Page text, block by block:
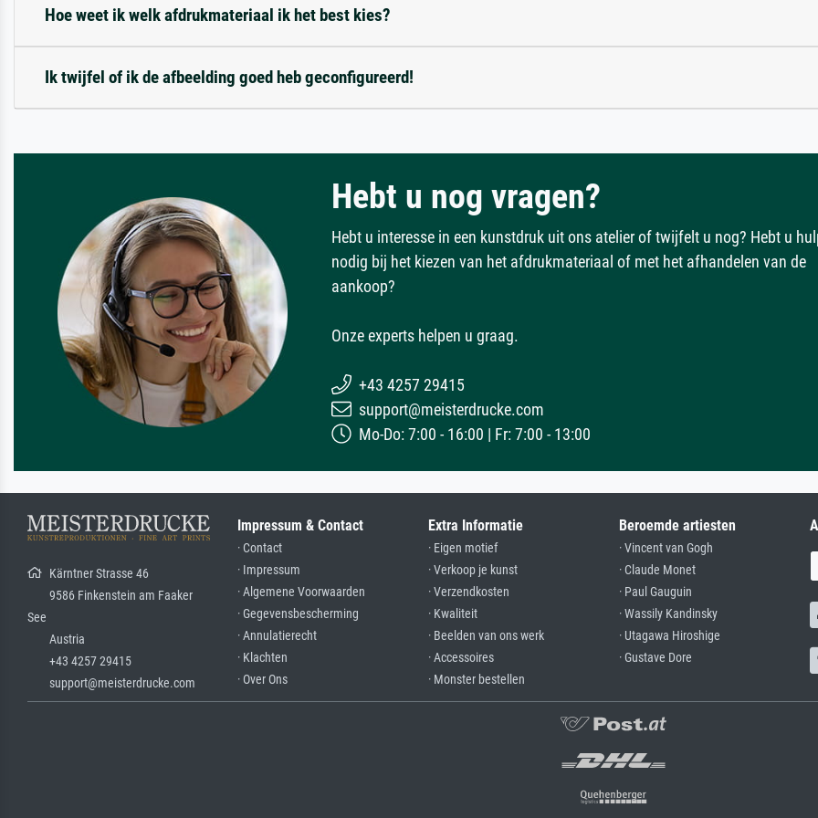
Hoe weet ik welk afdrukmateriaal ik het best kies?
Ik twijfel of ik de afbeelding goed heb geconfigureerd!
Hebt u nog vragen?
Hebt u interesse in een kunstdruk uit ons atelier of twijfelt u nog? Hebt u
nodig bij het kiezen van het afdrukmateriaal of met het afhandelen van de
aankoop?
Onze experts helpen u graag.
+43 4257 29415
support@meisterdrucke.com
Mo-Do: 7:00 - 16:00 | Fr: 7:00 - 13:00
Kärntner Strasse 46
9586 Finkenstein am Faaker
See
Austria
+43 4257 29415
support@meisterdrucke.com
Impressum & Contact
· Contact
· Impressum
· Algemene Voorwaarden
· Gegevensbescherming
· Annulatierecht
· Klachten
· Over Ons
Extra Informatie
· Eigen motief
· Verkoop je kunst
· Verzendkosten
· Kwaliteit
· Beelden van ons werk
· Accessoires
· Monster bestellen
Beroemde artiesten
· Vincent van Gogh
· Claude Monet
· Paul Gauguin
· Wassily Kandinsky
· Utagawa Hiroshige
· Gustave Dore